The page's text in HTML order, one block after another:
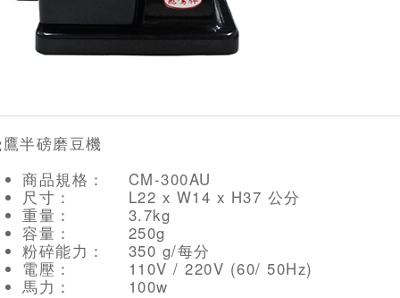
半磅磨豆機
商品規格： CM-300AU
尺寸： L22 x W14 x H37 公分
重量： 3.7kg
容量： 250g
粉碎能力： 350 g/每分
電壓： 110V / 220V (60/ 50Hz)
馬力： 100w